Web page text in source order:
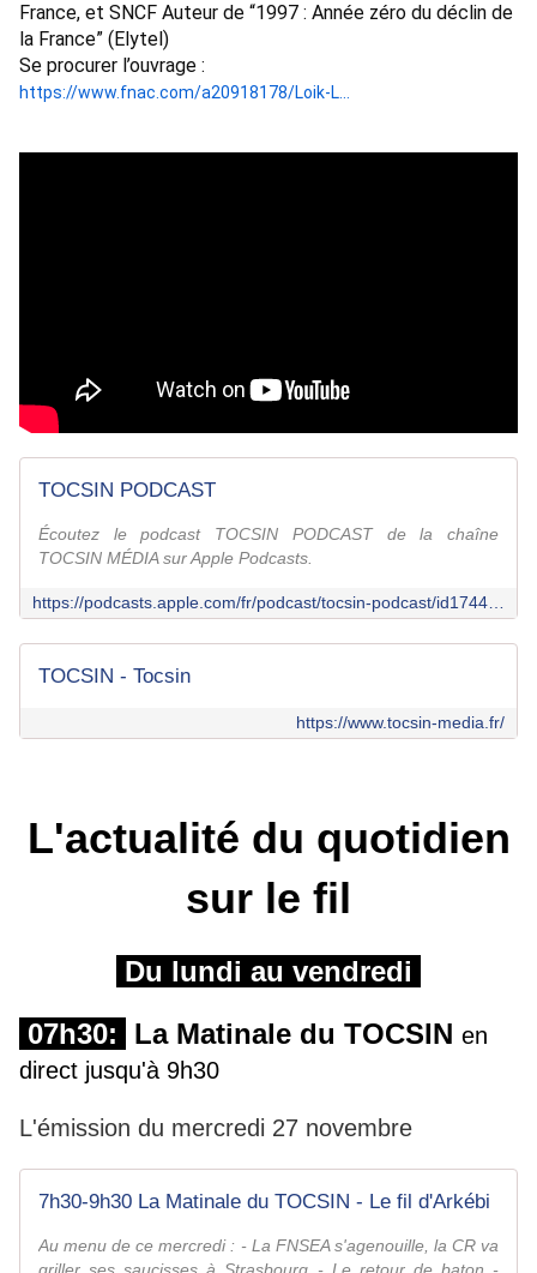
France, et SNCF Auteur de “1997 : Année zéro du déclin de
la France” (Elytel)
https://www.fnac.com/a20918178/Loik-L...
TOCSIN PODCAST
Écoutez le podcast TOCSIN PODCAST de la chaîne
TOCSIN MÉDIA sur Apple Podcasts.
TOCSIN - Tocsin
https://www.tocsin-media.fr/
L'actualité du quotidien
sur le fil
Du lundi au vendredi
07h30:
La Matinale du TOCSIN en
direct jusqu'à 9h30
L'émission du mercredi 27 novembre
7h30-9h30 La Matinale du TOCSIN - Le fil d'Arkébi
Au menu de ce mercredi : - La FNSEA s'agenouille, la CR va